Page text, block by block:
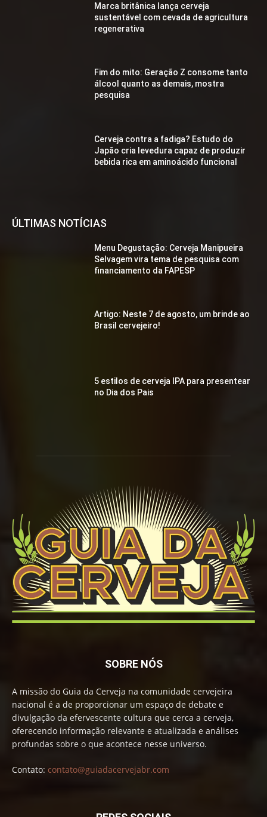
Marca britânica lança cerveja
sustentável com cevada de agricultura
regenerativa
Fim do mito: Geração Z consome tanto
álcool quanto as demais, mostra
pesquisa
Cerveja contra a fadiga? Estudo do
Japão cria levedura capaz de produzir
bebida rica em aminoácido funcional
ÚLTIMAS NOTÍCIAS
Menu Degustação: Cerveja Manipueira
Selvagem vira tema de pesquisa com
financiamento da FAPESP
Artigo: Neste 7 de agosto, um brinde ao
Brasil cervejeiro!
5 estilos de cerveja IPA para presentear
no Dia dos Pais
SOBRE NÓS
A missão do Guia da Cerveja na comunidade cervejeira
nacional é a de proporcionar um espaço de debate e
divulgação da efervescente cultura que cerca a cerveja,
oferecendo informação relevante e atualizada e análises
profundas sobre o que acontece nesse universo.
Contato: contato@guiadacervejabr.com